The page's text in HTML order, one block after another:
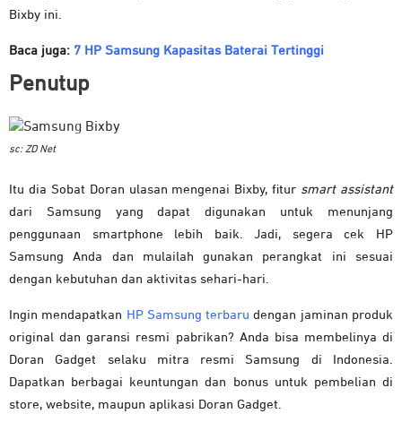
Bixby ini.
Baca juga: 7 HP Samsung Kapasitas Baterai Tertinggi
Penutup
sc: ZD Net
Itu dia Sobat Doran ulasan mengenai Bixby, fitur smart assistant
dari Samsung yang dapat digunakan untuk menunjang
penggunaan smartphone lebih baik. Jadi, segera cek HP
Samsung Anda dan mulailah gunakan perangkat ini sesuai
dengan kebutuhan dan aktivitas sehari-hari.
Ingin mendapatkan HP Samsung terbaru dengan jaminan produk
original dan garansi resmi pabrikan? Anda bisa membelinya di
Doran Gadget selaku mitra resmi Samsung di Indonesia.
Dapatkan berbagai keuntungan dan bonus untuk pembelian di
store, website, maupun aplikasi Doran Gadget.